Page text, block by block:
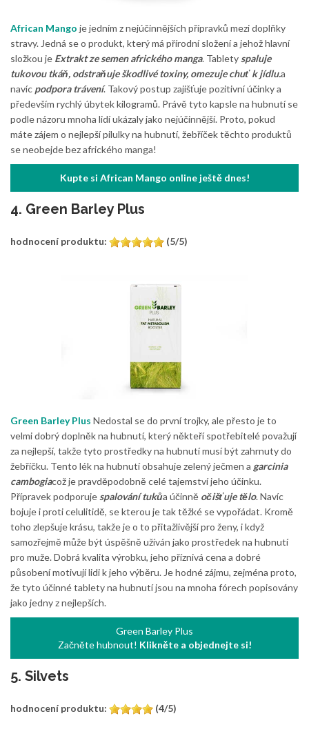
African Mango je jedním z nejúčinnějších přípravků mezi doplňky
stravy. Jedná se o produkt, který má přírodní složení a jehož hlavní
složkou je Extrakt ze semen afrického manga. Tablety spaluje
tukovou tkáň, odstraňuje škodlivé toxiny, omezuje chuť k jídlu.a
navíc podpora trávení. Takový postup zajišťuje pozitivní účinky a
především rychlý úbytek kilogramů. Právě tyto kapsle na hubnutí se
podle názoru mnoha lidí ukázaly jako nejúčinnější. Proto, pokud
máte zájem o nejlepší pilulky na hubnutí, žebříček těchto produktů
se neobejde bez afrického manga!
Kupte si African Mango online ještě dnes!
4. Green Barley Plus
hodnocení produktu: (5/5)
Green Barley Plus Nedostal se do první trojky, ale přesto je to
velmi dobrý doplněk na hubnutí, který někteří spotřebitelé považují
za nejlepší, takže tyto prostředky na hubnutí musí být zahrnuty do
žebříčku. Tento lék na hubnutí obsahuje zelený ječmen a garcinia
cambogiacož je pravděpodobně celé tajemství jeho účinku.
Přípravek podporuje spalování tukůa účinně očišťuje tělo. Navíc
bojuje i proti celulitidě, se kterou je tak těžké se vypořádat. Kromě
toho zlepšuje krásu, takže je o to přitažlivější pro ženy, i když
samozřejmě může být úspěšně užíván jako prostředek na hubnutí
pro muže. Dobrá kvalita výrobku, jeho příznivá cena a dobré
působení motivují lidi k jeho výběru. Je hodné zájmu, zejména proto,
že tyto účinné tablety na hubnutí jsou na mnoha fórech popisovány
jako jedny z nejlepších.
Green Barley Plus
Začněte hubnout! Klikněte a objednejte si!
5. Silvets
hodnocení produktu: (4/5)